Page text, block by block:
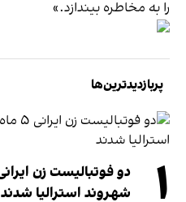
را به مخاطره بیندازد.»
پربازدیدترین‌ها
۱
شهروند استرالیا شدند